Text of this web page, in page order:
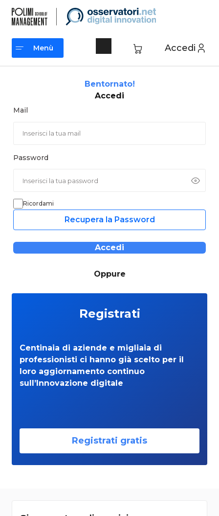
contenuto
Accedi
Menù
Bentornato!
Accedi
Mail
Password
Ricordami
Recupera la Password
Accedi
Oppure
Registrati
Centinaia di aziende e migliaia di
professionisti ci hanno già scelto per il
loro aggiornamento continuo
sull’Innovazione digitale
Registrati gratis